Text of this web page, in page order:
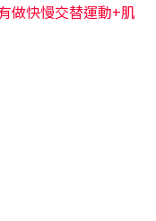
做快慢交替運動+肌